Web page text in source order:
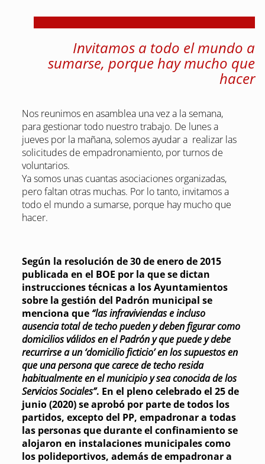
Invitamos a todo el mundo a
sumarse, porque hay mucho que
hacer
Nos reunimos en asamblea una vez a la semana,
para gestionar todo nuestro trabajo. De lunes a
jueves por la mañana, solemos ayudar a realizar las
solicitudes de empadronamiento, por turnos de
voluntarios.
Ya somos unas cuantas asociaciones organizadas,
pero faltan otras muchas. Por lo tanto, invitamos a
todo el mundo a sumarse, porque hay mucho que
hacer.
Según la resolución de 30 de enero de 2015
publicada en el BOE por la que se dictan
instrucciones técnicas a los Ayuntamientos
sobre la gestión del Padrón municipal se
menciona que “las infraviviendas e incluso
ausencia total de techo pueden y deben figurar como
domicilios válidos en el Padrón y que puede y debe
recurrirse a un ‘domicilio ficticio’ en los supuestos en
que una persona que carece de techo resida
habitualmente en el municipio y sea conocida de los
Servicios Sociales”. En el pleno celebrado el 25 de
junio (2020) se aprobó por parte de todos los
partidos, excepto del PP, empadronar a todas
las personas que durante el confinamiento se
alojaron en instalaciones municipales como
los polideportivos, además de empadronar a